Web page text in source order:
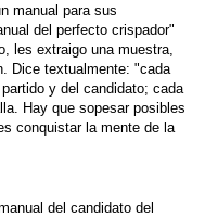
manual para sus
del perfecto crispador"
les extraigo una muestra,
Dice textualmente: "cada
y del candidato; cada
Hay que sopesar posibles
conquistar la mente de la
del candidato del